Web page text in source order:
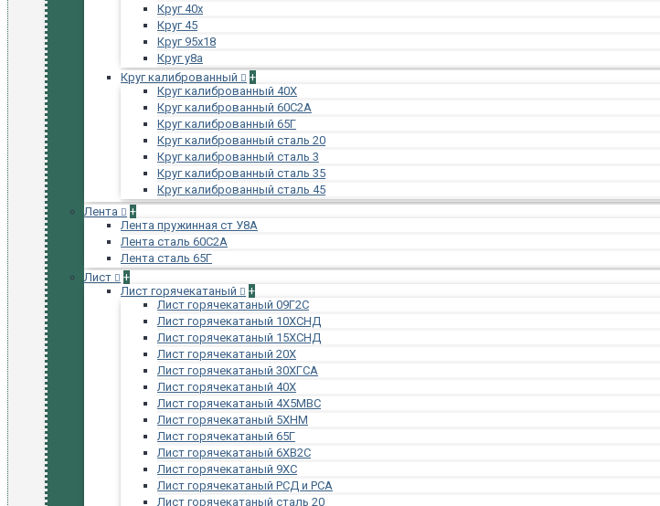
Круг 40х
Круг 45
Круг 95х18
Круг у8а
Круг калиброванный
+
Круг калиброванный 40Х
Круг калиброванный 60С2А
Круг калиброванный 65Г
Круг калиброванный сталь 20
Круг калиброванный сталь 3
Круг калиброванный сталь 35
Круг калиброванный сталь 45
Лента
+
Лента пружинная ст У8А
Лента сталь 60С2А
Лента сталь 65Г
Лист
+
Лист горячекатаный
+
Лист горячекатаный 09Г2С
Лист горячекатаный 10ХСНД
Лист горячекатаный 15ХСНД
Лист горячекатаный 20Х
Лист горячекатаный 30ХГСА
Лист горячекатаный 40Х
Лист горячекатаный 4Х5МВС
Лист горячекатаный 5ХНМ
Лист горячекатаный 65Г
Лист горячекатаный 6ХВ2С
Лист горячекатаный 9ХС
Лист горячекатаный РСД и РСА
Лист горячекатаный сталь 20